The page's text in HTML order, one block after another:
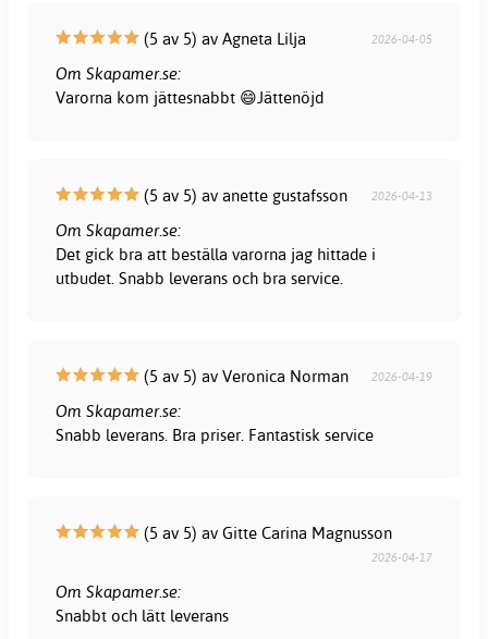
(5 av 5) av Agneta Lilja 2026-04-05
Om Skapamer.se:
Varorna kom jättesnabbt 😄Jättenöjd
(5 av 5) av anette gustafsson 2026-04-13
Om Skapamer.se:
Det gick bra att beställa varorna jag hittade i
utbudet. Snabb leverans och bra service.
(5 av 5) av Veronica Norman 2026-04-19
Om Skapamer.se:
Snabb leverans. Bra priser. Fantastisk service
(5 av 5) av Gitte Carina Magnusson
2026-04-17
Om Skapamer.se:
Snabbt och lätt leverans